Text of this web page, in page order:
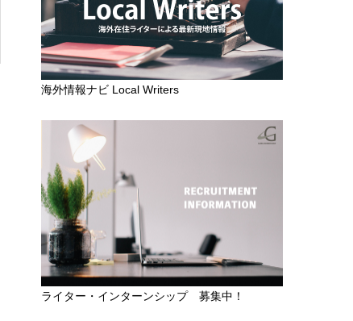
海外情報ナビ Local Writers
ライター・インターンシップ 募集中！